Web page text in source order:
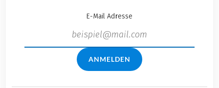
E-Mail Adresse
ANMELDEN